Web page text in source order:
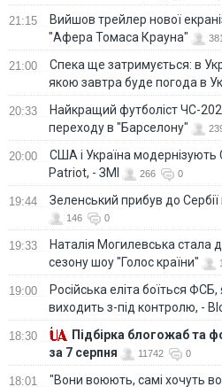
21:15
Вийшов трейлер нової
"Афера Томаса Крауна"
381
21:00
Спека ще затримується: в
якою завтра буде погода в
20:33
Найкращий футболіст ЧС-
переходу в "Барселону"
20:00
США і Україна
Patriot, - ЗМІ
266 0
19:44 Зеленський прибув до
146 0
19:33
Наталія Могилевська стала
сезону шоу "Голос країни"
19:00
Російська еліта боїться
виходить з-під контролю, -
18:30
Підбірка блогожаб та
за 7 серпня
11742 0
18:01 "Вони воюють, самі хочуть